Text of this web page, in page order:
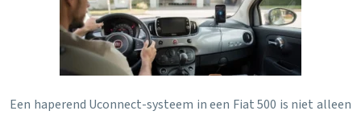
Een haperend Uconnect-systeem in een Fiat 500 is niet alleen